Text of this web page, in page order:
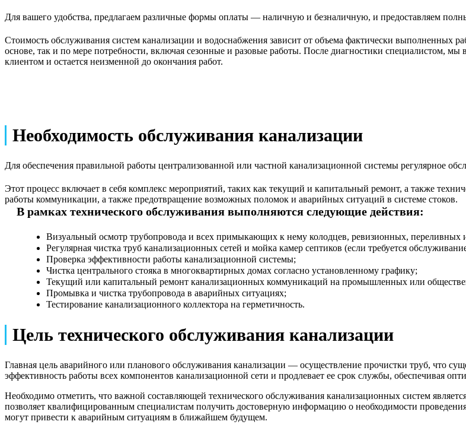
Для вашего удобства, предлагаем различные формы оплаты — наличную и безналичную, и предоставляем
Стоимость обслуживания систем канализации и водоснабжения зависит от объема фактически выполненных
основе, так и по мере потребности, включая сезонные и разовые работы. После диагностики специалистом, мы
клиентом и остается неизменной до окончания работ.
Необходимость обслуживания канализации
Для обеспечения правильной работы централизованной или частной канализационной системы регулярное
Этот процесс включает в себя комплекс мероприятий, таких как текущий и капитальный ремонт, а также
работы коммуникации, а также предотвращение возможных поломок и аварийных ситуаций в системе стоков.
В рамках технического обслуживания выполняются следующие действия:
Визуальный осмотр трубопровода и всех примыкающих к нему колодцев, ревизионных, переливных
Регулярная чистка труб канализационных сетей и мойка камер септиков (если требуется
Проверка эффективности работы канализационной системы;
Чистка центрального стояка в многоквартирных домах согласно установленному графику;
Текущий или капитальный ремонт канализационных коммуникаций на промышленных или
Промывка и чистка трубопровода в аварийных ситуациях;
Тестирование канализационного коллектора на герметичность.
Цель технического обслуживания канализации
Главная цель аварийного или планового обслуживания канализации — осуществление прочистки труб, что
эффективность работы всех компонентов канализационной сети и продлевает ее срок службы, обеспечивая
Необходимо отметить, что важной составляющей технического обслуживания канализационных систем
позволяет квалифицированным специалистам получить достоверную информацию о необходимости
могут привести к аварийным ситуациям в ближайшем будущем.